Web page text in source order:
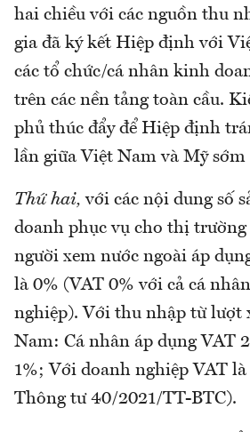
hai chiều với các nguồn thu
gia đã ký kết Hiệp định với
các tổ chức/cá nhân kinh
trên các nền tảng toàn cầu.
phủ thúc đẩy để Hiệp định
lần giữa Việt Nam và Mỹ
Thứ hai, với các nội dung số
doanh phục vụ cho thị trường
người xem nước ngoài áp
là 0% (VAT 0% với cả cá
nghiệp). Với thu nhập từ lượt
Nam: Cá nhân áp dụng VAT
1%; Với doanh nghiệp VAT là
Thông tư 40/2021/TT-BTC).